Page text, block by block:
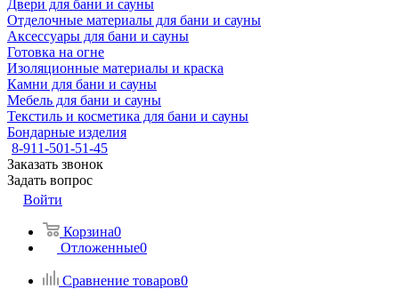
Двери для бани и сауны
Отделочные материалы для бани и сауны
Аксессуары для бани и сауны
Готовка на огне
Изоляционные материалы и краска
Камни для бани и сауны
Мебель для бани и сауны
Текстиль и косметика для бани и сауны
Бондарные изделия
8-911-501-51-45
Заказать звонок
Задать вопрос
Войти
Корзина0
Отложенные0
Сравнение товаров0